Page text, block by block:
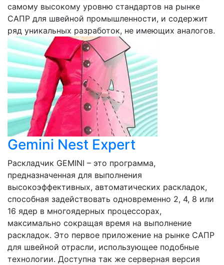
самому высокому уровню стандартов на рынке
САПР для швейной промышленности, и содержит
ряд уникальных разработок, не имеющих аналогов.
Gemini Nest Expert
Раскладчик GEMINI – это программа,
предназначенная для выполнения
высокоэффективных, автоматических раскладок,
способная задействовать одновременно 2, 4, 8 или
16 ядер в многоядерных процессорах,
максимально сокращая время на выполнение
раскладок. Это первое приложение на рынке САПР
для швейной отрасли, использующее подобные
технологии. Доступна так же серверная версия